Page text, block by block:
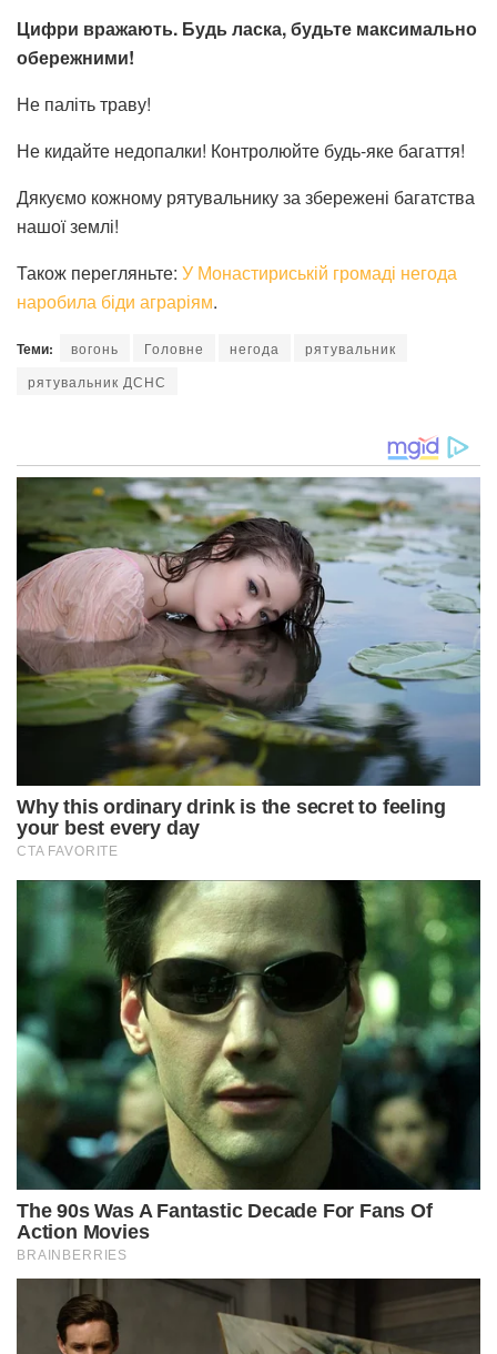
Цифри вражають. Будь ласка, будьте максимально
обережними!
Не паліть траву!
Не кидайте недопалки! Контролюйте будь-яке багаття!
Дякуємо кожному рятувальнику за збережені багатства
нашої землі!
Також перегляньте: У Монастириській громаді негода
наробила біди аграріям.
Теми: вогонь Головне негода
рятувальник
рятувальник ДСНС